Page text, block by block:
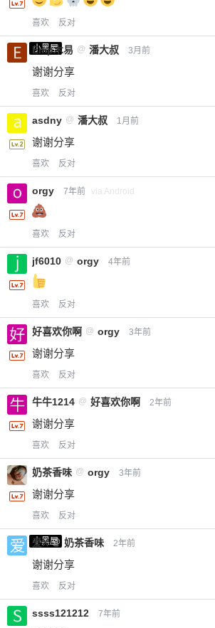
喜欢 反对
小黑屋
Emp木易 @ 潘大叔 3月前
谢谢分享
喜欢 反对
asdny @ 潘大叔 1月前
谢谢分享
喜欢 反对
orgy 7年前 via Android
喜欢 反对
jf6010 @ orgy 4年前
喜欢 反对
好喜欢你啊 @ orgy 3年前
谢谢分享
喜欢 反对
牛牛1214 @ 好喜欢你啊 2年前
谢谢分享
喜欢 反对
奶茶香味 @ orgy 3年前
谢谢分享
喜欢 反对
小黑屋
爱X @ 奶茶香味 2年前
谢谢分享
喜欢 反对
ssss121212 7年前